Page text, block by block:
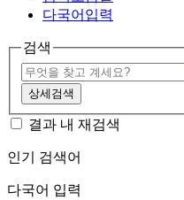
다국어입력
검색
상세검색
결과 내 재검색
인기 검색어
다국어 입력